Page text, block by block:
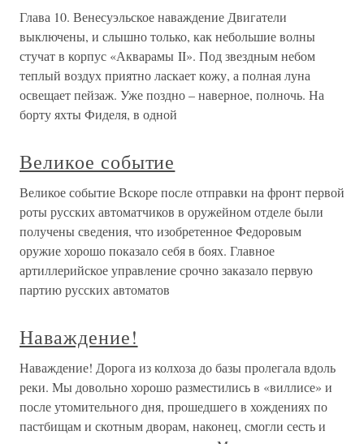
Глава 10. Венесуэльское наваждение Двигатели
выключены, и слышно только, как небольшие волны
стучат в корпус «Акварамы II». Под звездным небом
теплый воздух приятно ласкает кожу, а полная луна
освещает пейзаж. Уже поздно – наверное, полночь. На
борту яхты Фиделя, в одной
Великое событие
Великое событие Вскоре после отправки на фронт первой
роты русских автоматчиков в оружейном отделе были
получены сведения, что изобретенное Федоровым
оружие хорошо показало себя в боях. Главное
артиллерийское управление срочно заказало первую
партию русских автоматов
Наваждение!
Наваждение! Дорога из колхоза до базы пролегала вдоль
реки. Мы довольно хорошо разместились в «виллисе» и
после утомительного дня, прошедшего в хождениях по
пастбищам и скотным дворам, наконец, смогли сесть и